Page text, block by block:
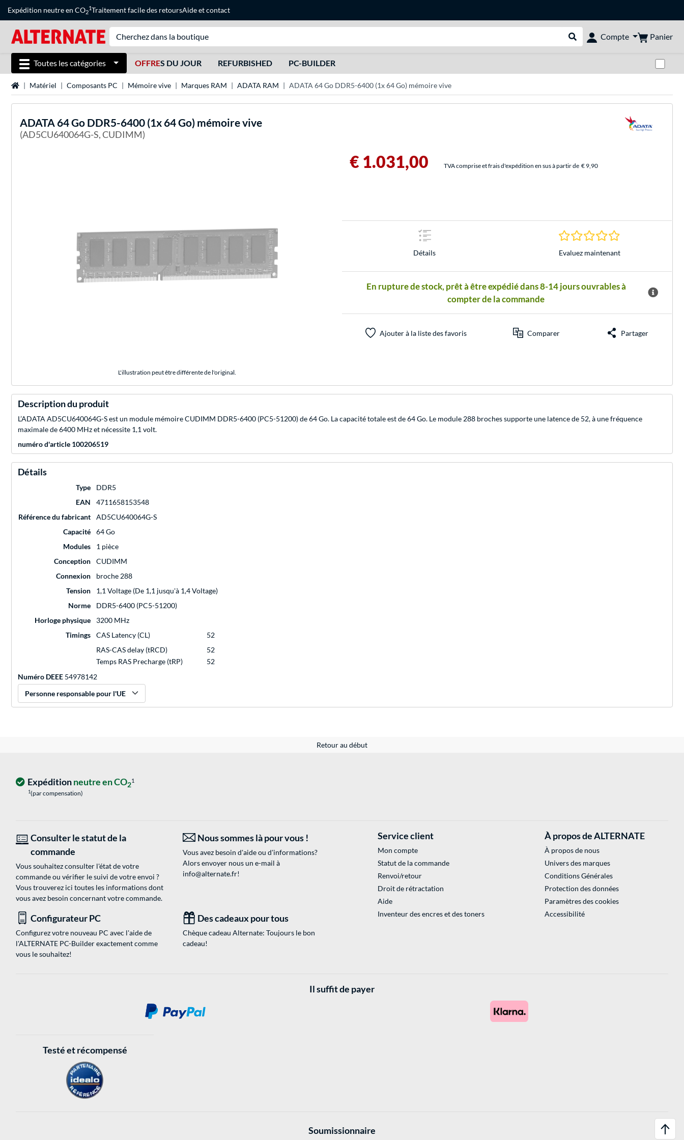
Expédition neutre en CO2
1Traitement facile des retoursAideetcontact
Rechercher dans le shop
Compte Panier
Toutes les catégories OFFRES DU JOUR REFURBISHED PC-BUILDER
Page d'accueil
Matériel Composants PC Mémoire vive Marques RAM ADATA RAM ADATA 64 Go DDR5-6400 (1x 64 Go) mémoire vive
ADATA 64 Go DDR5-6400 (1x 64 Go) mémoire vive
(AD5CU640064G-S, CUDIMM)
L'illustration peut être différente de l'original.
€ 1.031,00 TVA comprise et frais d'expédition en sus à partir de € 9,90
Détails
0.0 Étoiles à 0
Evaluez maintenant
En rupture de stock, prêt à être expédié dans 8-14 jours ouvrables à
compter de la commande
Ajouter à la liste des favoris Comparer Partager
Description du produit
L’ADATA AD5CU640064G-S est un module mémoire CUDIMM DDR5-6400 (PC5-51200) de 64 Go. La capacité totale est de 64 Go. Le module 288 broches supporte une latence de 52, à une fréquence
maximale de 6400 MHz et nécessite 1,1 volt.
numéro d'article 100206519
Détails
Type
DDR5
EAN
4711658153548
Référence du fabricant
AD5CU640064G-S
Capacité
64 Go
Modules
1 pièce
Conception
CUDIMM
Connexion
broche 288
Tension
1,1 Voltage (De 1,1 jusqu'à 1,4 Voltage)
Norme
DDR5-6400 (PC5-51200)
Horloge physique
3200 MHz
Timings
CAS Latency (CL)
52
RAS-CAS delay (tRCD)
52
Temps RAS Precharge (tRP)
52
Numéro DEEE 54978142
Personne responsable pour l'UE
Retour au début
Expéditionneutre en CO21
1(par compensation)
Consulter le statut de la
commande
Vous souhaitez consulter l'état de votre
commande ou vérifier le suivi de votre envoi ?
Vous trouverez ici toutes les informations dont
vous avez besoin concernant votre commande.
Nous sommes là pour vous !
Vous avez besoin d'aide ou d'informations?
Alors envoyer nous un e-mail à
info@alternate.fr!
Configurateur PC
Configurez votre nouveau PC avec l'aide de
l'ALTERNATE PC-Builder exactement comme
vous le souhaitez!
Des cadeaux pour tous
Chèque cadeau Alternate: Toujours le bon
cadeau!
Service client
Mon compte
Statut de la commande
Renvoi/retour
Droit de rétractation
Aide
Inventeur des encres et des toners
À propos de ALTERNATE
À propos de nous
Univers des marques
Conditions Générales
Protection des données
Paramètres des cookies
Accessibilité
Il suffit de payer
Testé et récompensé
Soumissionnaire